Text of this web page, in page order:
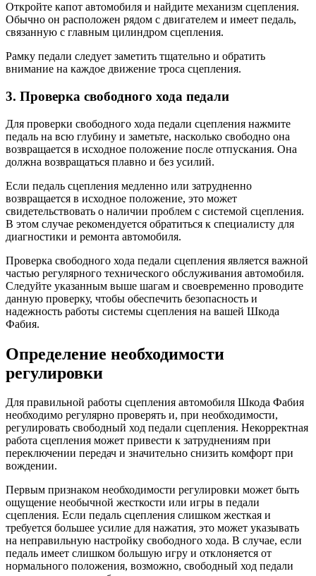
Откройте капот автомобиля и найдите механизм сцепления.
Обычно он расположен рядом с двигателем и имеет педаль,
связанную с главным цилиндром сцепления.
Рамку педали следует заметить тщательно и обратить
внимание на каждое движение троса сцепления.
3. Проверка свободного хода педали
Для проверки свободного хода педали сцепления нажмите
педаль на всю глубину и заметьте, насколько свободно она
возвращается в исходное положение после отпускания. Она
должна возвращаться плавно и без усилий.
Если педаль сцепления медленно или затрудненно
возвращается в исходное положение, это может
свидетельствовать о наличии проблем с системой сцепления.
В этом случае рекомендуется обратиться к специалисту для
диагностики и ремонта автомобиля.
Проверка свободного хода педали сцепления является важной
частью регулярного технического обслуживания автомобиля.
Следуйте указанным выше шагам и своевременно проводите
данную проверку, чтобы обеспечить безопасность и
надежность работы системы сцепления на вашей Шкода
Фабия.
Определение необходимости
регулировки
Для правильной работы сцепления автомобиля Шкода Фабия
необходимо регулярно проверять и, при необходимости,
регулировать свободный ход педали сцепления. Некорректная
работа сцепления может привести к затруднениям при
переключении передач и значительно снизить комфорт при
вождении.
Первым признаком необходимости регулировки может быть
ощущение необычной жесткости или игры в педали
сцепления. Если педаль сцепления слишком жесткая и
требуется большее усилие для нажатия, это может указывать
на неправильную настройку свободного хода. В случае, если
педаль имеет слишком большую игру и отклоняется от
нормального положения, возможно, свободный ход педали